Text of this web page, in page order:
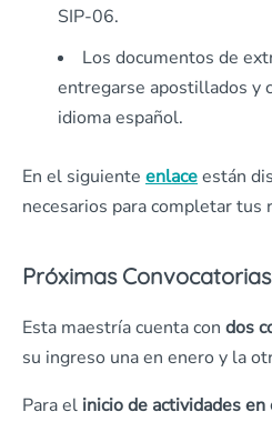
SIP-06.
Los documentos de
entregarse apostillados y
idioma español.
En el siguiente enlaceestán
necesarios para completar tus
Próximas
Esta maestría cuenta con dos
su ingreso una en enero y la
Para el inicio de actividades